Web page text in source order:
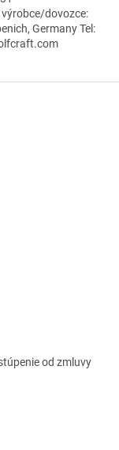
dovozce:
Germany Tel:
od zmluvy